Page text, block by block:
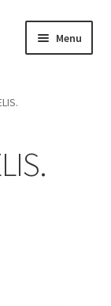
Menu